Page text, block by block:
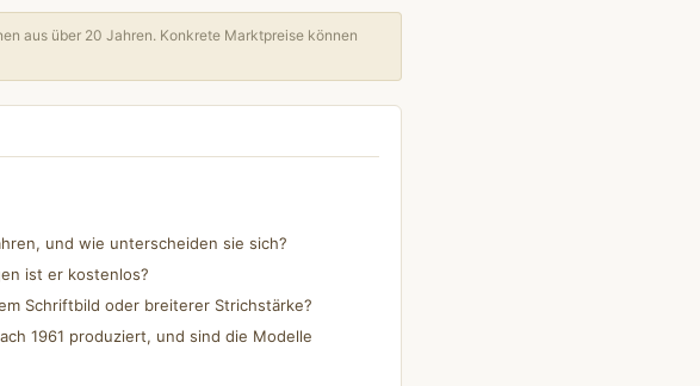
aus über 20 Jahren. Konkrete Marktpreise können
und wie unterscheiden sie sich?
ist er kostenlos?
Schriftbild oder breiterer Strichstärke?
1961 produziert, und sind die Modelle